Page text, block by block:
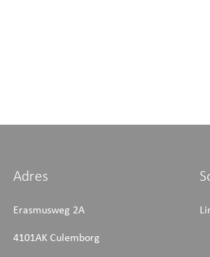
Adres
Erasmusweg 2A
4101AK Culemborg